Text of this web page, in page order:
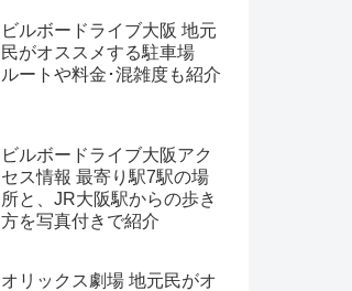
ビルボードライブ大阪 地元
民がオススメする駐車場
ルートや料金･混雑度も紹介
ビルボードライブ大阪アク
セス情報 最寄り駅7駅の場
所と、JR大阪駅からの歩き
方を写真付きで紹介
オリックス劇場 地元民がオ